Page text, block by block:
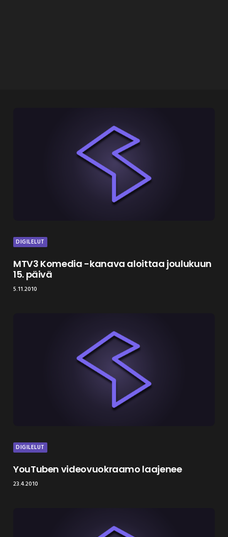
DIGILELUT
MTV3 Komedia -kanava aloittaa joulukuun
15. päivä
5.11.2010
DIGILELUT
YouTuben videovuokraamo laajenee
23.4.2010